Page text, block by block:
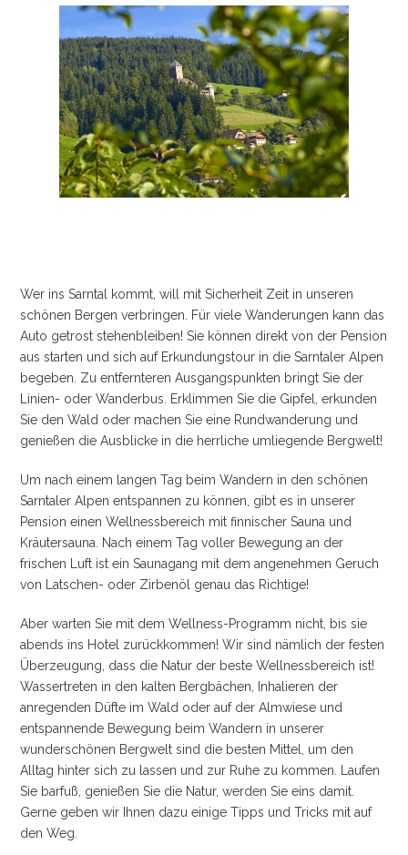
Wer ins Sarntal kommt, will mit Sicherheit Zeit in unseren
schönen Bergen verbringen. Für viele Wanderungen kann das
Auto getrost stehenbleiben! Sie können direkt von der Pension
aus starten und sich auf Erkundungstour in die Sarntaler Alpen
begeben. Zu entfernteren Ausgangspunkten bringt Sie der
Linien- oder Wanderbus. Erklimmen Sie die Gipfel, erkunden
Sie den Wald oder machen Sie eine Rundwanderung und
genießen die Ausblicke in die herrliche umliegende Bergwelt!
Um nach einem langen Tag beim Wandern in den schönen
Sarntaler Alpen entspannen zu können, gibt es in unserer
Pension einen Wellnessbereich mit finnischer Sauna und
Kräutersauna. Nach einem Tag voller Bewegung an der
frischen Luft ist ein Saunagang mit dem angenehmen Geruch
von Latschen- oder Zirbenöl genau das Richtige!
Aber warten Sie mit dem Wellness-Programm nicht, bis sie
abends ins Hotel zurückkommen! Wir sind nämlich der festen
Überzeugung, dass die Natur der beste Wellnessbereich ist!
Wassertreten in den kalten Bergbächen, Inhalieren der
anregenden Düfte im Wald oder auf der Almwiese und
entspannende Bewegung beim Wandern in unserer
wunderschönen Bergwelt sind die besten Mittel, um den
Alltag hinter sich zu lassen und zur Ruhe zu kommen. Laufen
Sie barfuß, genießen Sie die Natur, werden Sie eins damit.
Gerne geben wir Ihnen dazu einige Tipps und Tricks mit auf
den Weg.